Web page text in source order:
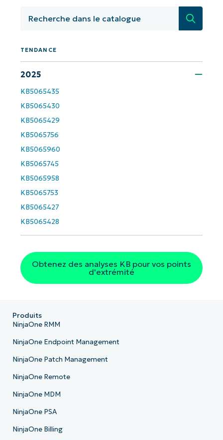
TENDANCE
2025
KB5065435
KB5065430
KB5065429
KB5065756
KB5065960
KB5065745
KB5065958
KB5065753
KB5065427
KB5065428
Obtenez des analyses KB pour vos points
d'extrémité
pilotées par l'IA de NinjaOne !
First
and
name*
Business
Phone
number*
Company
name*
Produits
NinjaOne RMM
NinjaOne Endpoint Management
NinjaOne Patch Management
NinjaOne Remote
NinjaOne MDM
NinjaOne PSA
NinjaOne Billing